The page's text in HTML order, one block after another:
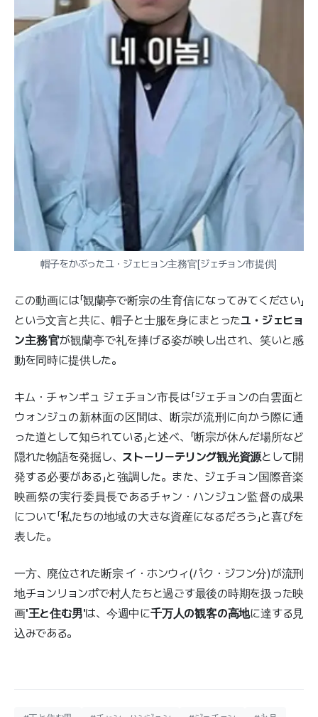
帽子をかぶったユ・ジェヒョン主務官[ジェチョン市提供]
この動画には「観蘭亭で断宗の生育信になってみてください」
という文言と共に、帽子と士服を身にまとったユ・ジェヒョ
ン主務官が観蘭亭で礼を捧げる姿が映し出され、笑いと感
動を同時に提供した。
キム・チャンギュ ジェチョン市長は「ジェチョンの白雲面と
ウォンジュの新林面の区間は、断宗が流刑に向かう際に通
った道として知られている」と述べ、「断宗が休んだ場所など
隠れた物語を発掘し、 ストーリーテリング観光資源として開
発する必要がある」と強調した。また、ジェチョン国際音楽
映画祭の実行委員長であるチャン・ハンジュン監督の成果
について「私たちの地域の大きな資産になるだろう」と喜びを
表した。
一方、廃位された断宗 イ・ホンウィ(パク・ジフン分)が流刑
地チョンリョンポで村人たちと過ごす最後の時期を扱った映
画'王と住む男'は、今週中に千万人の観客の高地に達する見
込みである。